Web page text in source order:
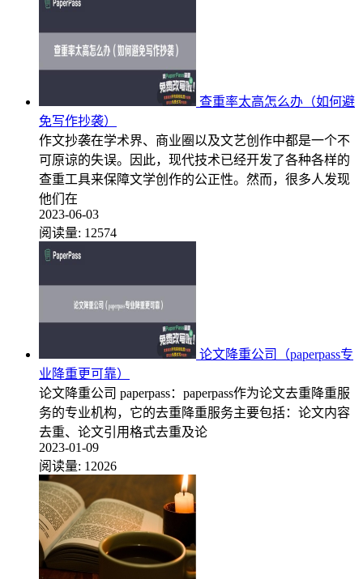
查重率太高怎么办（如何避
免写作抄袭）
作文抄袭在学术界、商业圈以及文艺创作中都是一个不
可原谅的失误。因此，现代技术已经开发了各种各样的
查重工具来保障文学创作的公正性。然而，很多人发现
他们在
2023-06-03
阅读量: 12574
论文降重公司（paperpass专
业降重更可靠）
论文降重公司 paperpass：paperpass作为论文去重降重服
务的专业机构，它的去重降重服务主要包括：论文内容
去重、论文引用格式去重及论
2023-01-09
阅读量: 12026